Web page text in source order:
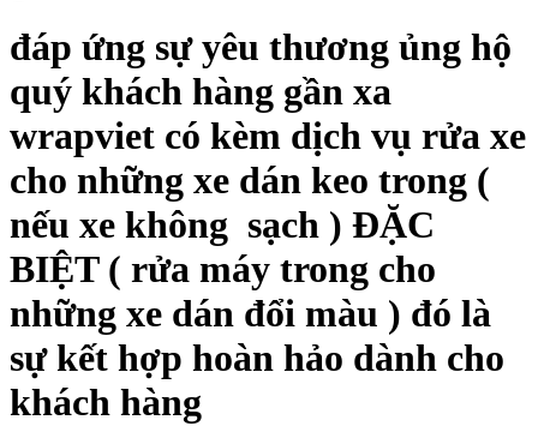
đáp ứng sự yêu thương ủng hộ
quý khách hàng gần xa
wrapviet có kèm dịch vụ rửa xe
cho những xe dán keo trong (
nếu xe không sạch ) ĐẶC
BIỆT ( rửa máy trong cho
những xe dán đổi màu ) đó là
sự kết hợp hoàn hảo dành cho
khách hàng